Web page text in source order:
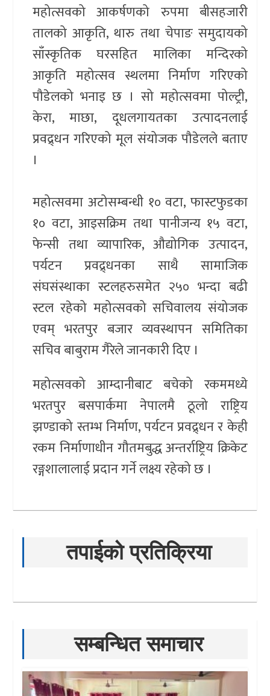
महोत्सवको आकर्षणको रुपमा बीसहजारी
तालको आकृति, थारु तथा चेपाङ समुदायको
साँस्कृतिक घरसहित मालिका मन्दिरको
आकृति महोत्सव स्थलमा निर्माण गरिएको
पौडेलको भनाइ छ । सो महोत्सवमा पोल्ट्री,
केरा, माछा, दूधलगायतका उत्पादनलाई
प्रवद्र्धन गरिएको मूल संयोजक पौडेलले बताए
।
महोत्सवमा अटोसम्बन्धी १० वटा, फास्टफुडका
१० वटा, आइसक्रिम तथा पानीजन्य १५ वटा,
फेन्सी तथा व्यापारिक, औद्योगिक उत्पादन,
पर्यटन प्रवद्र्धनका साथै सामाजिक
संघसंस्थाका स्टलहरुसमेत २५० भन्दा बढी
स्टल रहेको महोत्सवको सचिवालय संयोजक
एवम् भरतपुर बजार व्यवस्थापन समितिका
सचिव बाबुराम गैरेले जानकारी दिए ।
महोत्सवको आम्दानीबाट बचेको रकममध्ये
भरतपुर बसपार्कमा नेपालमै ठूलो राष्ट्रिय
झण्डाको स्तम्भ निर्माण, पर्यटन प्रवद्र्धन र केही
रकम निर्माणाधीन गौतमबुद्ध अन्तर्राष्ट्रिय क्रिकेट
रङ्गशालालाई प्रदान गर्ने लक्ष्य रहेको छ ।
तपाईको प्रतिक्रिया
सम्बन्धित समाचार